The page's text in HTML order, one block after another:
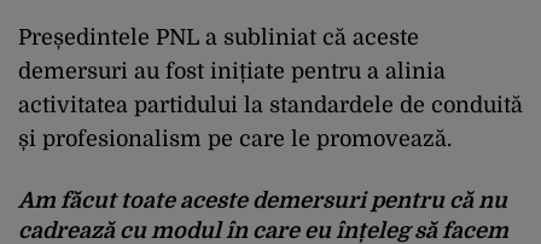
Președintele PNL a subliniat că aceste
demersuri au fost inițiate pentru a alinia
activitatea partidului la standardele de conduită
și profesionalism pe care le promovează.
Am făcut toate aceste demersuri pentru că nu
cadrează cu modul în care eu înțeleg să facem